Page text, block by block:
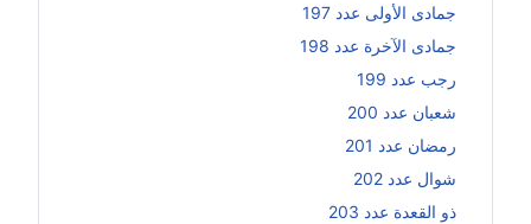
جمادى الأولى عدد 197
جمادى الآخرة عدد 198
رجب عدد 199
شعبان عدد 200
رمضان عدد 201
شوال عدد 202
ذو القعدة عدد 203